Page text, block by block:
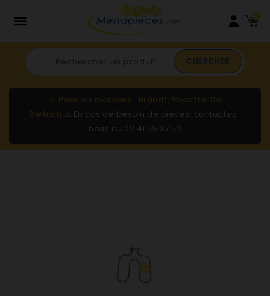
 0
CHERCHER
⚠️ Pour les marques : Brandt, Vedette, De
Dietrich ⚠️ En cas de besoin de pièces, contactez-
nous au 02 41 65 37 52